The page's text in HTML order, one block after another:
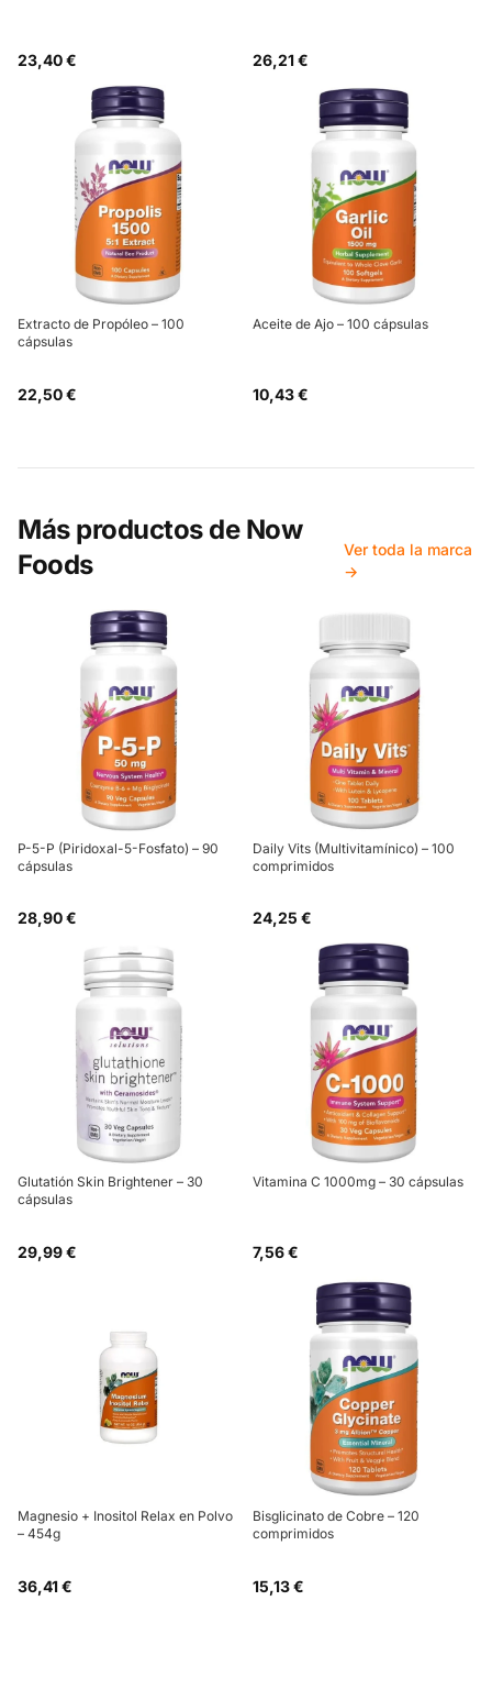
23,40 € 26,21 €
Extracto de Propóleo – 100
cápsulas
22,50 €
Aceite de Ajo – 100 cápsulas
10,43 €
Más productos de Now
Foods
Ver toda la marca
→
P-5-P (Piridoxal-5-Fosfato) – 90
cápsulas
28,90 €
Daily Vits (Multivitamínico) – 100
comprimidos
24,25 €
Glutatión Skin Brightener – 30
cápsulas
29,99 €
Vitamina C 1000mg – 30 cápsulas
7,56 €
Magnesio + Inositol Relax en Polvo
– 454g
36,41 €
Bisglicinato de Cobre – 120
comprimidos
15,13 €